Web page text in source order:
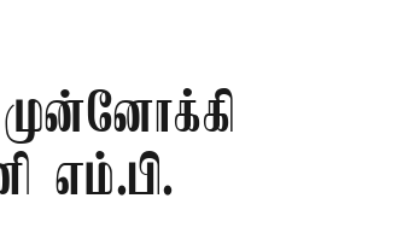
எம்.பி.